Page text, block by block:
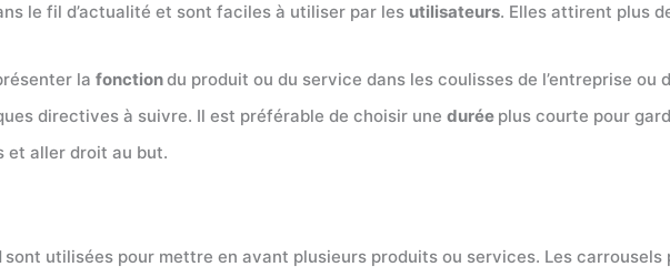
le fil d’actualité et sont faciles à utiliser par les utilisateurs. Elles attirent plus
la fonctiondu produit ou du service dans les coulisses de l’entreprise
directives à suivre. Il est préférable de choisir une durée plus courte pour
et aller droit au but.
sont utilisées pour mettre en avant plusieurs produits ou services. Les